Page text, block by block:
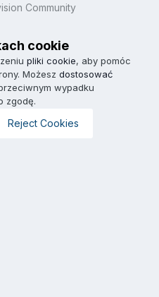
Community
cookie
pliki cookie, aby pomóc
Możesz dostosować
wypadku
zgodę.
Reject Cookies